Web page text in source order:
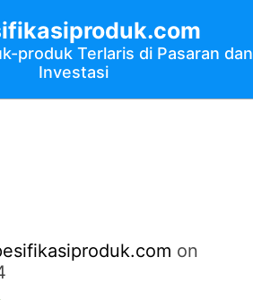
produk Terlaris di Pasaran dan
Investasi
on